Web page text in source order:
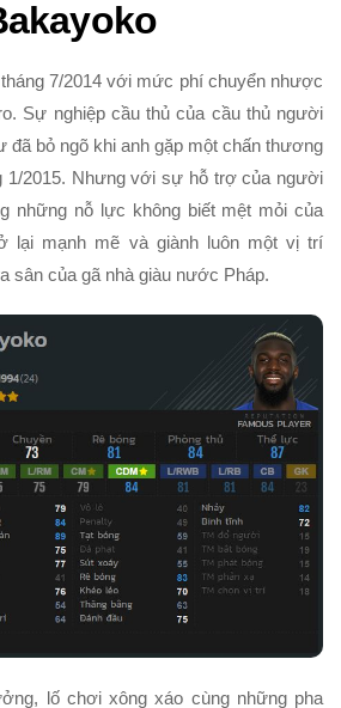
7/2014 với mức phí chuyển nhược
Sự nghiệp cầu thủ của cầu thủ người
đã bỏ ngõ khi anh gặp một chấn thương
1/2015. Nhưng với sự hỗ trợ của người
những nỗ lực không biết mệt mỏi của
lại mạnh mẽ và giành luôn một vị trí
sân của gã nhà giàu nước Pháp.
lố chơi xông xáo cùng những pha